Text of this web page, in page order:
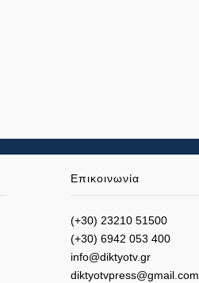
Επικοινωνία
(+30) 23210 51500
(+30) 6942 053 400
info@diktyotv.gr
diktyotvpress@gmail.com